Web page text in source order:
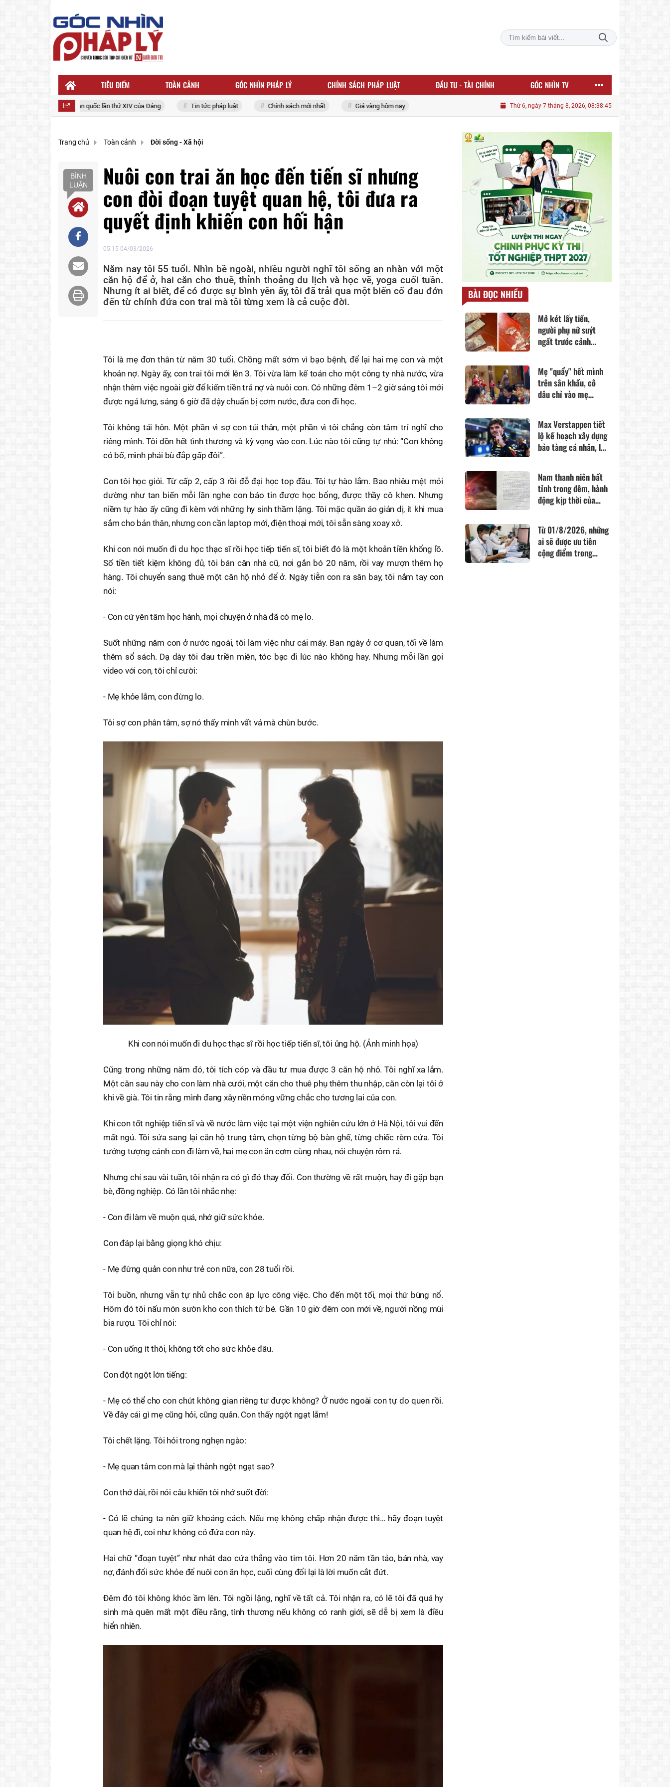
TIÊU ĐIỂM TOÀN CẢNH GÓC NHÌN PHÁP LÝ CHÍNH SÁCH PHÁP LUẬT ĐẦU TƯ - TÀI CHÍNH GÓC NHÌN TV
Đại hội đại biểu toàn quốc lần thứ XIV của Đảng Tin tức pháp luật Chính sách mới nhất Giá vàng hôm nay Thứ 6, ngày 7 tháng 8, 2026, 08:38:46
Trang chủ Toàn cảnh Đời sống - Xã hội
BÌNH
LUẬN
Nuôi con trai ăn học đến tiến sĩ nhưng
con đòi đoạn tuyệt quan hệ, tôi đưa ra
quyết định khiến con hối hận
05:15 04/03/2026
Năm nay tôi 55 tuổi. Nhìn bề ngoài, nhiều người nghĩ tôi sống an nhàn với một
căn hộ để ở, hai căn cho thuê, thỉnh thoảng du lịch và học vẽ, yoga cuối tuần.
Nhưng ít ai biết, để có được sự bình yên ấy, tôi đã trải qua một biến cố đau đớn
đến từ chính đứa con trai mà tôi từng xem là cả cuộc đời.
Tôi là mẹ đơn thân từ năm 30 tuổi. Chồng mất sớm vì bạo bệnh, để lại hai mẹ con và một
khoản nợ. Ngày ấy, con trai tôi mới lên 3. Tôi vừa làm kế toán cho một công ty nhà nước, vừa
nhận thêm việc ngoài giờ để kiếm tiền trả nợ và nuôi con. Có những đêm 1–2 giờ sáng tôi mới
được ngả lưng, sáng 6 giờ đã dậy chuẩn bị cơm nước, đưa con đi học.
Tôi không tái hôn. Một phần vì sợ con tủi thân, một phần vì tôi chẳng còn tâm trí nghĩ cho
riêng mình. Tôi dồn hết tình thương và kỳ vọng vào con. Lúc nào tôi cũng tự nhủ: “Con không
có bố, mình phải bù đắp gấp đôi”.
Con tôi học giỏi. Từ cấp 2, cấp 3 rồi đỗ đại học top đầu. Tôi tự hào lắm. Bao nhiêu mệt mỏi
dường như tan biến mỗi lần nghe con báo tin được học bổng, được thầy cô khen. Nhưng
niềm tự hào ấy cũng đi kèm với những hy sinh thầm lặng. Tôi mặc quần áo giản dị, ít khi mua
sắm cho bản thân, nhưng con cần laptop mới, điện thoại mới, tôi sẵn sàng xoay xở.
Khi con nói muốn đi du học thạc sĩ rồi học tiếp tiến sĩ, tôi biết đó là một khoản tiền khổng lồ.
Số tiền tiết kiệm không đủ, tôi bán căn nhà cũ, nơi gắn bó 20 năm, rồi vay mượn thêm họ
hàng. Tôi chuyển sang thuê một căn hộ nhỏ để ở. Ngày tiễn con ra sân bay, tôi nắm tay con
nói:
- Con cứ yên tâm học hành, mọi chuyện ở nhà đã có mẹ lo.
Suốt những năm con ở nước ngoài, tôi làm việc như cái máy. Ban ngày ở cơ quan, tối về làm
thêm sổ sách. Dạ dày tôi đau triền miên, tóc bạc đi lúc nào không hay. Nhưng mỗi lần gọi
video với con, tôi chỉ cười:
- Mẹ khỏe lắm, con đừng lo.
Tôi sợ con phân tâm, sợ nó thấy mình vất vả mà chùn bước.
Khi con nói muốn đi du học thạc sĩ rồi học tiếp tiến sĩ, tôi ủng hộ. (Ảnh minh họa)
Cũng trong những năm đó, tôi tích cóp và đầu tư mua được 3 căn hộ nhỏ. Tôi nghĩ xa lắm.
Một căn sau này cho con làm nhà cưới, một căn cho thuê phụ thêm thu nhập, căn còn lại tôi ở
khi về già. Tôi tin rằng mình đang xây nền móng vững chắc cho tương lai của con.
Khi con tốt nghiệp tiến sĩ và về nước làm việc tại một viện nghiên cứu lớn ở Hà Nội, tôi vui đến
mất ngủ. Tôi sửa sang lại căn hộ trung tâm, chọn từng bộ bàn ghế, từng chiếc rèm cửa. Tôi
tưởng tượng cảnh con đi làm về, hai mẹ con ăn cơm cùng nhau, nói chuyện rôm rả.
Nhưng chỉ sau vài tuần, tôi nhận ra có gì đó thay đổi. Con thường về rất muộn, hay đi gặp bạn
bè, đồng nghiệp. Có lần tôi nhắc nhẹ:
- Con đi làm về muộn quá, nhớ giữ sức khỏe.
Con đáp lại bằng giọng khó chịu:
- Mẹ đừng quản con như trẻ con nữa, con 28 tuổi rồi.
Tôi buồn, nhưng vẫn tự nhủ chắc con áp lực công việc. Cho đến một tối, mọi thứ bùng nổ.
Hôm đó tôi nấu món sườn kho con thích từ bé. Gần 10 giờ đêm con mới về, người nồng mùi
bia rượu. Tôi chỉ nói:
- Con uống ít thôi, không tốt cho sức khỏe đâu.
Con đột ngột lớn tiếng:
- Mẹ có thể cho con chút không gian riêng tư được không? Ở nước ngoài con tự do quen rồi.
Về đây cái gì mẹ cũng hỏi, cũng quản. Con thấy ngột ngạt lắm!
Tôi chết lặng. Tôi hỏi trong nghẹn ngào:
- Mẹ quan tâm con mà lại thành ngột ngạt sao?
Con thở dài, rồi nói câu khiến tôi nhớ suốt đời:
- Có lẽ chúng ta nên giữ khoảng cách. Nếu mẹ không chấp nhận được thì… hãy đoạn tuyệt
quan hệ đi, coi như không có đứa con này.
Hai chữ “đoạn tuyệt” như nhát dao cứa thẳng vào tim tôi. Hơn 20 năm tần tảo, bán nhà, vay
nợ, đánh đổi sức khỏe để nuôi con ăn học, cuối cùng đổi lại là lời muốn cắt đứt.
Đêm đó tôi không khóc ầm lên. Tôi ngồi lặng, nghĩ về tất cả. Tôi nhận ra, có lẽ tôi đã quá hy
sinh mà quên mất một điều rằng, tình thương nếu không có ranh giới, sẽ dễ bị xem là điều
hiển nhiên.
BÀI ĐỌC NHIỀU
Mở két lấy tiền,
người phụ nữ suýt
ngất trước cảnh
trong: Bất ngờ khi
biết "danh tính" của
"kẻ phá hoại"
Mẹ "quẩy" hết mình
trên sân khấu, cô
dâu chỉ vào mẹ
khiến cộng đồng
mạng "tan chảy"
Max Verstappen tiết
lộ kế hoạch xây dựng
bảo tàng cá nhân, lấy
Fernando Alonso
Nam thanh niên bất
tỉnh trong đêm, hành
động kịp thời của
sự sống
Từ 01/8/2026, những
ai sẽ được ưu tiên
cộng điểm trong